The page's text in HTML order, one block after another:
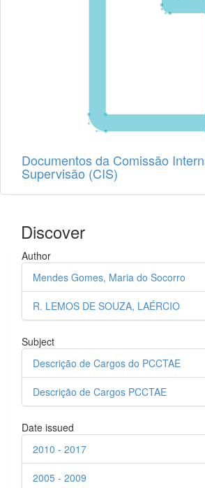
Documentos da Comissão
Supervisão (CIS)
Discover
Author
Mendes Gomes, Maria do Socorro
R. LEMOS DE SOUZA, LAÉRCIO
Subject
Descrição de Cargos do PCCTAE
Descrição de Cargos PCCTAE
Date issued
2010 - 2017
2005 - 2009